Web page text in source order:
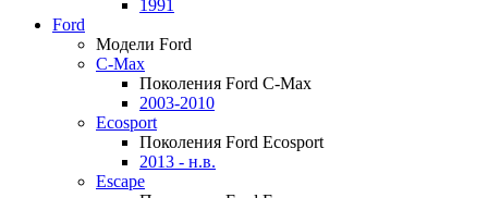
1991
Ford
Модели Ford
C-Max
Поколения Ford C-Max
2003-2010
Ecosport
Поколения Ford Ecosport
2013 - н.в.
Escape